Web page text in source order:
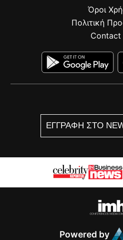
ΕΓΓΡΑΦΗ ΣΤΟ
Όροι
Πολιτική
Contact
Powered by